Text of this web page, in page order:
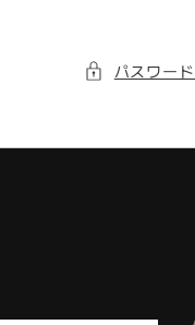
パスワー